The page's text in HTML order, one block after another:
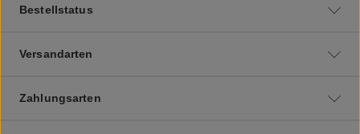
Bestellstatus
Versandarten
Zahlungsarten